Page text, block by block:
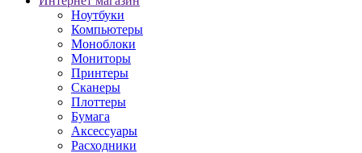
Ноутбуки
Компьютеры
Моноблоки
Мониторы
Принтеры
Сканеры
Плоттеры
Бумага
Аксессуары
Расходники